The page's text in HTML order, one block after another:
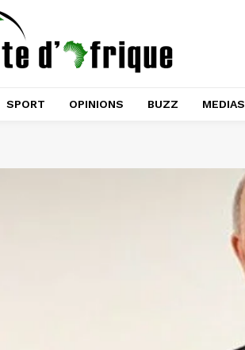
SPORT OPINIONS BUZZ MEDIAS